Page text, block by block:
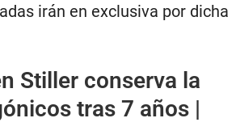
irán en exclusiva por dicha
Stiller conserva la
tras 7 años |